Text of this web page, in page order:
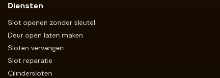
Diensten
Slot openen zonder sleutel
Deur open laten maken
Sloten vervangen
Slot reparatie
Cilindersloten